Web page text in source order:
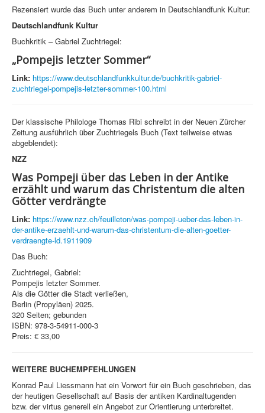
Rezensiert wurde das Buch unter anderem in Deutschlandfunk Kultur:
Deutschlandfunk Kultur
Buchkritik – Gabriel Zuchtriegel:
„Pompejis letzter Sommer“
Link: https://www.deutschlandfunkkultur.de/buchkritik-gabriel-
zuchtriegel-pompejis-letzter-sommer-100.html
Der klassische Philologe Thomas Ribi schreibt in der Neuen Zürcher
Zeitung ausführlich über Zuchtriegels Buch (Text teilweise etwas
abgeblendet):
NZZ
Was Pompeji über das Leben in der Antike
erzählt und warum das Christentum die alten
Götter verdrängte
Link: https://www.nzz.ch/feuilleton/was-pompeji-ueber-das-leben-in-
der-antike-erzaehlt-und-warum-das-christentum-die-alten-goetter-
verdraengte-ld.1911909
Das Buch:
Zuchtriegel, Gabriel:
Pompejis letzter Sommer.
Als die Götter die Stadt verließen,
Berlin (Propyläen) 2025.
320 Seiten; gebunden
ISBN: 978-3-54911-000-3
Preis: € 33,00
WEITERE BUCHEMPFEHLUNGEN
Konrad Paul Liessmann hat ein Vorwort für ein Buch geschrieben, das
der heutigen Gesellschaft auf Basis der antiken Kardinaltugenden
bzw. der virtus generell ein Angebot zur Orientierung unterbreitet.